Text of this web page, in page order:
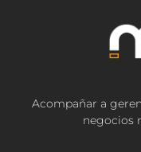
Acompañar a
negocios